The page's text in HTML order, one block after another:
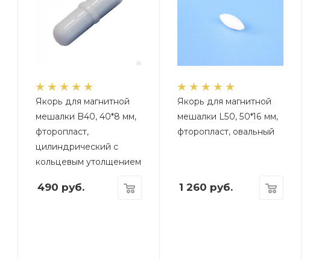
Якорь для магнитной
мешалки B40, 40*8 мм,
фторопласт,
цилиндрический с
кольцевым утолщением
490 руб.
Якорь для магнитной
мешалки L50, 50*16 мм,
фторопласт, овальный
1 260 руб.